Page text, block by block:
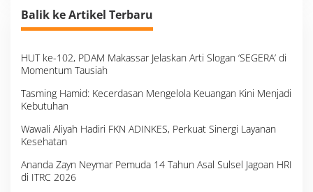
Balik ke Artikel Terbaru
HUT ke-102, PDAM Makassar Jelaskan Arti Slogan ‘SEGERA’ di
Momentum Tausiah
Tasming Hamid: Kecerdasan Mengelola Keuangan Kini Menjadi
Kebutuhan
Wawali Aliyah Hadiri FKN ADINKES, Perkuat Sinergi Layanan
Kesehatan
Ananda Zayn Neymar Pemuda 14 Tahun Asal Sulsel Jagoan HRI
di ITRC 2026